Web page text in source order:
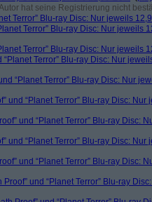
hat seine Registrierung nicht
Terror” Blu-ray Disc: Nur jeweils
Terror” Blu-ray Disc: Nur jeweils
Terror” Blu-ray Disc: Nur jeweils
“Planet Terror” Blu-ray Disc: Nur
“Planet Terror” Blu-ray Disc: Nur
und “Planet Terror” Blu-ray Disc:
und “Planet Terror” Blu-ray Disc:
und “Planet Terror” Blu-ray Disc:
und “Planet Terror” Blu-ray Disc:
Proof” und “Planet Terror” Blu-ray